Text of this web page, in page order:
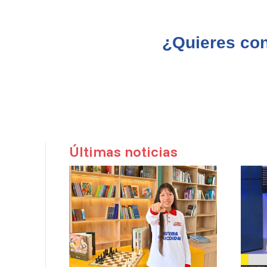
¿Quieres
Últimas noticias